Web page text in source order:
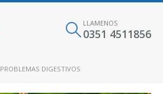
LLAMENOS
0351 4511856
PROBLEMAS DIGESTIVOS